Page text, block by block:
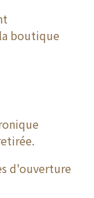
boutique
d'ouverture